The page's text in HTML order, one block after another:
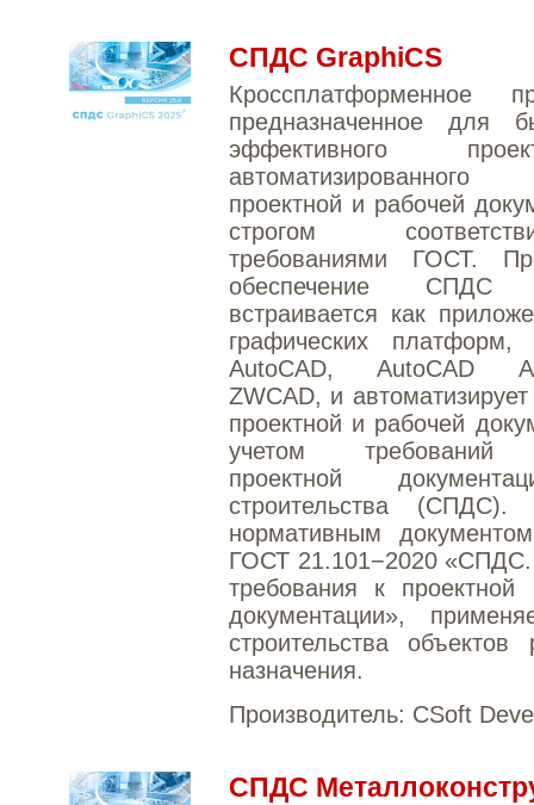
СПДС GraphiCS
Кроссплатформенное
предназначенное для
эффективного
автоматизированного
проектной и рабочей
строгом
требованиями ГОСТ.
обеспечение СПДС
встраивается как
графических платформ,
AutoCAD, AutoCAD
ZWCAD, и
проектной и рабочей
учетом требований
проектной
строительства (СПДС).
нормативным
ГОСТ 21.101−2020
требования к проектной
документации»,
строительства объектов
назначения.
Производитель: CSoft
СПДС